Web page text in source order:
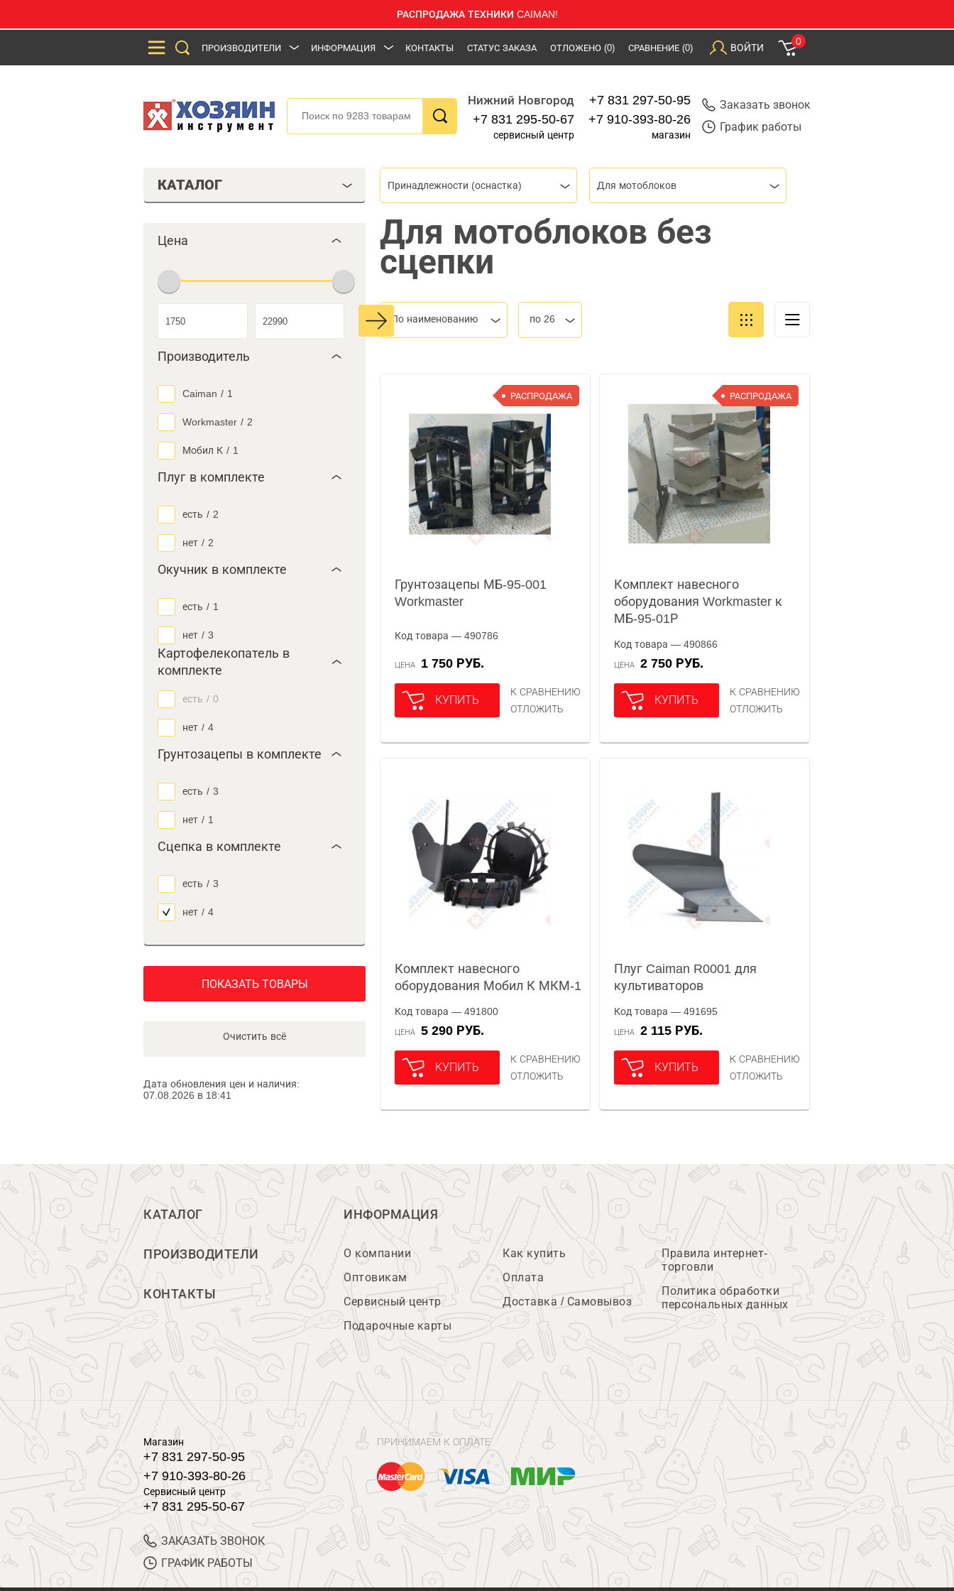
РАСПРОДАЖА ТЕХНИКИ CAIMAN!
ПРОИЗВОДИТЕЛИ ИНФОРМАЦИЯ КОНТАКТЫ СТАТУС ЗАКАЗА ОТЛОЖЕНО (0) СРАВНЕНИЕ (0) ВОЙТИ
0
Нижний Новгород
+7 831 295-50-67
сервисный центр
+7 831 297-50-95
+7 910-393-80-26
магазин
Заказать звонок
График работы
КАТАЛОГ
Цена
Производитель
Caiman / 1
Workmaster / 2
Мобил К / 1
Плуг в комплекте
есть / 2
нет / 2
Окучник в комплекте
есть / 1
нет / 3
Картофелекопатель в
комплекте
есть / 0
нет / 4
Грунтозацепы в комплекте
есть / 3
нет / 1
Сцепка в комплекте
есть / 3
нет / 4
ПОКАЗАТЬ ТОВАРЫ
Очистить всё
Дата обновления цен и наличия:
07.08.2026 в 18:41
Принадлежности (оснастка) Для мотоблоков
Для мотоблоков без
сцепки
По наименованию по 26
РАСПРОДАЖА
Грунтозацепы МБ-95-001
Workmaster
Код товара — 490786
ЦЕНА 1 750 РУБ.
КУПИТЬ
К СРАВНЕНИЮ
ОТЛОЖИТЬ
РАСПРОДАЖА
Комплект навесного
оборудования Workmaster к
МБ-95-01Р
Код товара — 490866
ЦЕНА 2 750 РУБ.
КУПИТЬ
К СРАВНЕНИЮ
ОТЛОЖИТЬ
Комплект навесного
оборудования Мобил К МКМ-1
Код товара — 491800
ЦЕНА 5 290 РУБ.
КУПИТЬ
К СРАВНЕНИЮ
ОТЛОЖИТЬ
Плуг Caiman R0001 для
культиваторов
Код товара — 491695
ЦЕНА 2 115 РУБ.
КУПИТЬ
К СРАВНЕНИЮ
ОТЛОЖИТЬ
КАТАЛОГ
ПРОИЗВОДИТЕЛИ
КОНТАКТЫ
ИНФОРМАЦИЯ
О компании
Оптовикам
Сервисный центр
Подарочные карты
Как купить
Оплата
Доставка / Самовывоз
Правила интернет-
торговли
Политика обработки
персональных данных
Магазин
+7 831 297-50-95
+7 910-393-80-26
Сервисный центр
+7 831 295-50-67
ЗАКАЗАТЬ ЗВОНОК
ГРАФИК РАБОТЫ
ПРИНИМАЕМ К ОПЛАТЕ